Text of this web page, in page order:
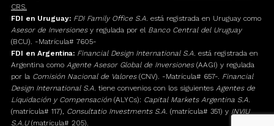
CRS.
FDI en Uruguay: FDI Family Office S.A. está registrada en Uruguay como
Asesor de Inversionesy regulada por el Banco Central del Uruguay
(BCU). -Matrícula# 7605-
FDI en Argentina: Financial Design International S.A. está registrada en
Argentina como Agente Asesor Global de Inversiones(AAGI) y regulada
por la Comisión Nacional de Valores(CNV). -Matrícula# 657-. Financial
Design International S.A. tiene convenios con los siguientes Agentes de
Liquidación y Compensación(ALYCs): Capital Markets Argentina S.A.
(matrícula# 117), Consultatio Investments S.A. (matrícula# 351) y INVIU
S.A.U(matrícula# 205).